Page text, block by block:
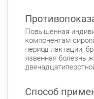
Повышенная
компонентам
период лактации,
язвенная болезнь
Способ